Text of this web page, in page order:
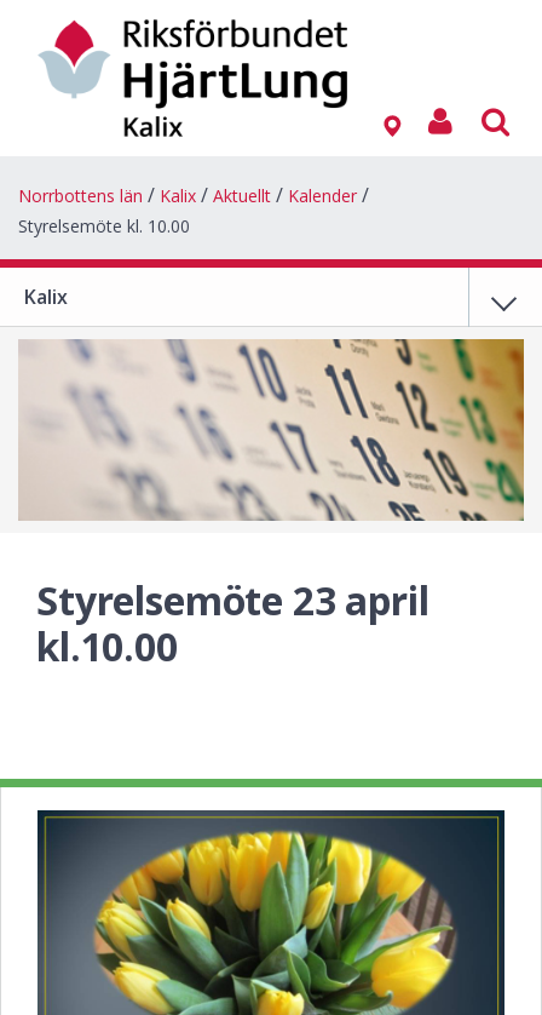
Norrbottens län Kalix Aktuellt
Kalender
Styrelsemöte kl. 10.00
Kalix
Styrelsemöte 23 april
kl.10.00